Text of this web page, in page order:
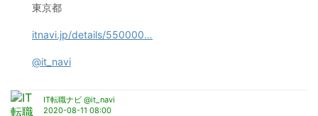
東京都
itnavi.jp/details/550000…
@it_navi
IT転職ナビ @it_navi
2020-08-11 08:00